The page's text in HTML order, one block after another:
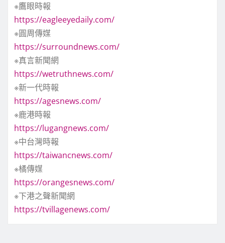
※鷹眼時報
https://eagleeyedaily.com/
※圓周傳媒
https://surroundnews.com/
※真言新聞網
https://wetruthnews.com/
※新一代時報
https://agesnews.com/
※鹿港時報
https://lugangnews.com/
※中台灣時報
https://taiwancnews.com/
※橘傳媒
https://orangesnews.com/
※下港之聲新聞網
https://tvillagenews.com/